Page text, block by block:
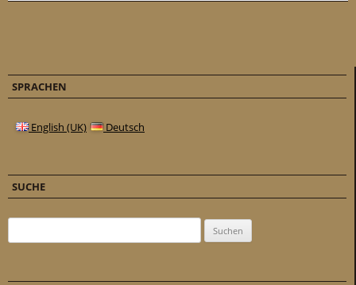
SPRACHEN
English (UK) Deutsch
SUCHE